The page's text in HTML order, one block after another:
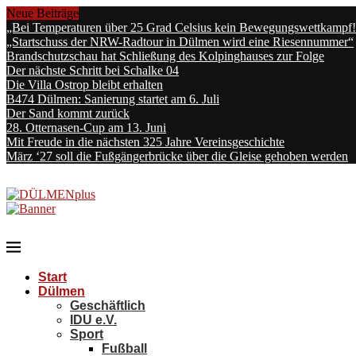
Neue Beiträge
„Bei Temperaturen über 25 Grad Celsius kein
„Startschuss der NRW-Radtour in Dülmen wird eine Riesennummer“
Brandschutzschau hat Schließung des Kolpinghauses zur Folge
Der nächste Schritt bei Schalke 04
Die Villa Ostrop bleibt erhalten
B474 Dülmen: Sanierung startet am 6. Juli
Der Sand kommt zurück
28. Otternasen-Cup am 13. Juni
Mit Freude in die nächsten 325 Jahre Vereinsgeschichte
März ‘27 soll die Fußgängerbrücke über die Gleise gehoben werden
Start
Dülmen
Geschäftlich
IDU e.V.
Sport
Fußball